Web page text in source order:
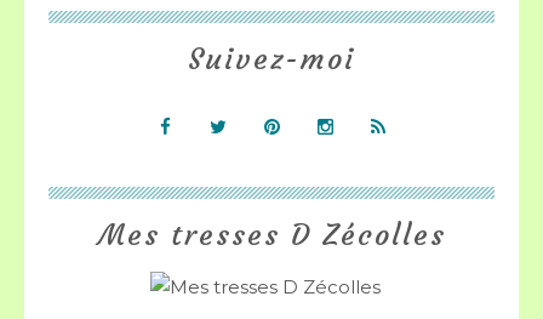
Mes tresses D Zécolles
Suivez-moi